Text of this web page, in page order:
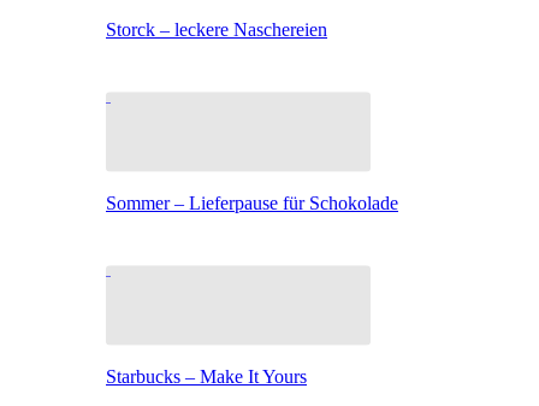
Storck – leckere Naschereien
Sommer – Lieferpause für Schokolade
Starbucks – Make It Yours